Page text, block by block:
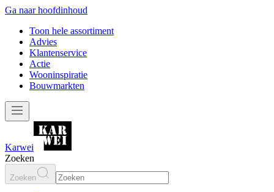
Ga naar hoofdinhoud
Toon hele assortiment
Advies
Klantenservice
Actie
Wooninspiratie
Bouwmarkten
Karwei
Zoeken
Zoeken